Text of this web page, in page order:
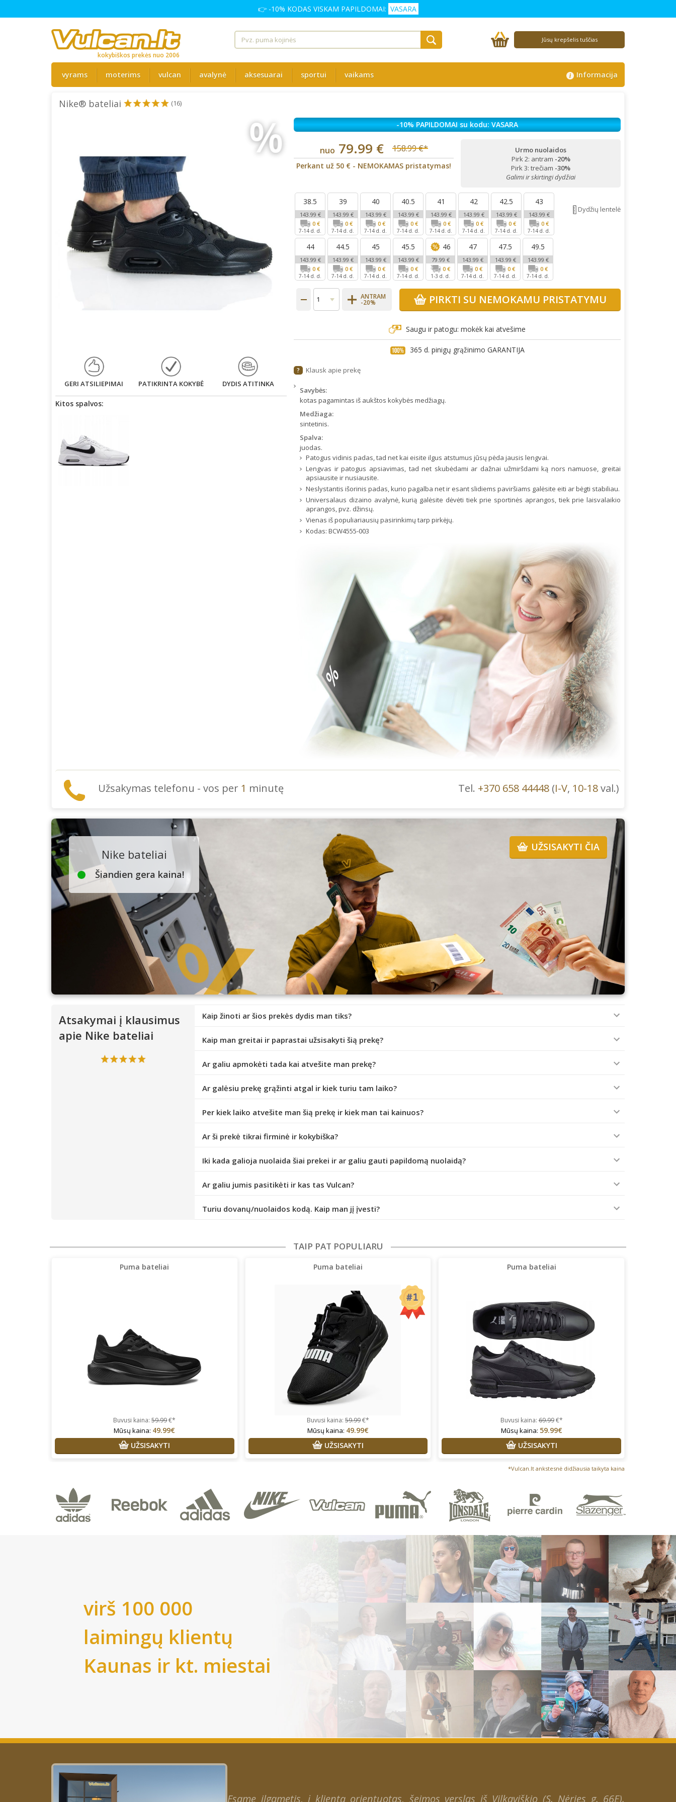
👉 -10% KODAS VISKAM PAPILDOMAI: VASARA
kokybiškos prekės nuo 2006
Jūsų krepšelis tuščias
vyrams moterims vulcan avalynė aksesuarai sportui vaikams Informacija
Nike® bateliai (16)
%
GERI ATSILIEPIMAI PATIKRINTA KOKYBĖ DYDIS ATITINKA
Kitos spalvos:
-10% PAPILDOMAI su kodu: VASARA
nuo 79.99 € 158.99 €*
Perkant už 50 € - NEMOKAMAS pristatymas!
Urmo nuolaidos
Pirk 2: antram -20%
Pirk 3: trečiam -30%
Galimi ir skirtingi dydžiai
Dydžių lentelė
38.5
143.99 €
0 €
7-14 d. d.
39
143.99 €
0 €
7-14 d. d.
40
143.99 €
0 €
7-14 d. d.
40.5
143.99 €
0 €
7-14 d. d.
41
143.99 €
0 €
7-14 d. d.
42
143.99 €
0 €
7-14 d. d.
42.5
143.99 €
0 €
7-14 d. d.
43
143.99 €
0 €
7-14 d. d.
44
143.99 €
0 €
7-14 d. d.
44.5
143.99 €
0 €
7-14 d. d.
45
143.99 €
0 €
7-14 d. d.
45.5
143.99 €
0 €
7-14 d. d.
46
79.99 €
0 €
1-3 d. d.
47
143.99 €
0 €
7-14 d. d.
47.5
143.99 €
0 €
7-14 d. d.
49.5
143.99 €
0 €
7-14 d. d.
ANTRAM
-20% PIRKTI SU NEMOKAMU PRISTATYMU
Saugu ir patogu: mokėk kai atvešime
365 d. pinigų grąžinimo GARANTIJA
? Klausk apie prekę
Savybės:
kotas pagamintas iš aukštos kokybės medžiagų.
Medžiaga:
sintetinis.
Spalva:
juodas.
Patogus vidinis padas, tad net kai eisite ilgus atstumus jūsų pėda jausis lengvai.
Lengvas ir patogus apsiavimas, tad net skubėdami ar dažnai užmiršdami ką nors namuose, greitai
apsiausite ir nusiausite.
Neslystantis išorinis padas, kurio pagalba net ir esant slidiems paviršiams galėsite eiti ar bėgti stabiliau.
Universalaus dizaino avalynė, kurią galėsite dėvėti tiek prie sportinės aprangos, tiek prie laisvalaikio
aprangos, pvz. džinsų.
Vienas iš populiariausių pasirinkimų tarp pirkėjų.
Kodas:BCW4555-003
Užsakymas telefonu - vos per 1 minutę Tel. +370 658 44448 (I-V, 10-18val.)
Nike bateliai
Šiandien gera kaina!
UŽSISAKYTI ČIA
Atsakymai į klausimus
apie Nike bateliai
Kaip žinoti ar šios prekės dydis man tiks?
Kaip man greitai ir paprastai užsisakyti šią prekę?
Ar galiu apmokėti tada kai atvešite man prekę?
Ar galėsiu prekę grąžinti atgal ir kiek turiu tam laiko?
Per kiek laiko atvešite man šią prekę ir kiek man tai kainuos?
Ar ši prekė tikrai firminė ir kokybiška?
Iki kada galioja nuolaida šiai prekei ir ar galiu gauti papildomą nuolaidą?
Ar galiu jumis pasitikėti ir kas tas Vulcan?
Turiu dovanų/nuolaidos kodą. Kaip man jį įvesti?
TAIP PAT POPULIARU
Puma bateliai
Buvusi kaina:59.99€*
Mūsų kaina: 49.99€
UŽSISAKYTI
Puma bateliai
Buvusi kaina: 59.99€*
Mūsų kaina: 49.99€
UŽSISAKYTI
Puma bateliai
Buvusi kaina:69.99€*
Mūsų kaina: 59.99€
UŽSISAKYTI
*Vulcan.lt ankstesnė didžiausia taikyta kaina
virš 100 000
laimingų klientų
Kaunas ir kt. miestai
Esame ilgametis, į klientą orientuotas, šeimos verslas iš Vilkaviškio (S. Nėries g. 66E).